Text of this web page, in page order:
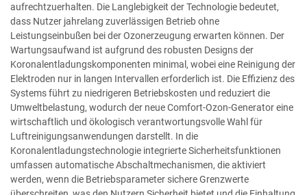
aufrechtzuerhalten. Die Langlebigkeit der Technologie bedeutet,
dass Nutzer jahrelang zuverlässigen Betrieb ohne
Leistungseinbußen bei der Ozonerzeugung erwarten können. Der
Wartungsaufwand ist aufgrund des robusten Designs der
Koronalentladungskomponenten minimal, wobei eine Reinigung der
Elektroden nur in langen Intervallen erforderlich ist. Die Effizienz des
Systems führt zu niedrigeren Betriebskosten und reduziert die
Umweltbelastung, wodurch der neue Comfort-Ozon-Generator eine
wirtschaftlich und ökologisch verantwortungsvolle Wahl für
Luftreinigungsanwendungen darstellt. In die
Koronalentladungstechnologie integrierte Sicherheitsfunktionen
umfassen automatische Abschaltmechanismen, die aktiviert
werden, wenn die Betriebsparameter sichere Grenzwerte